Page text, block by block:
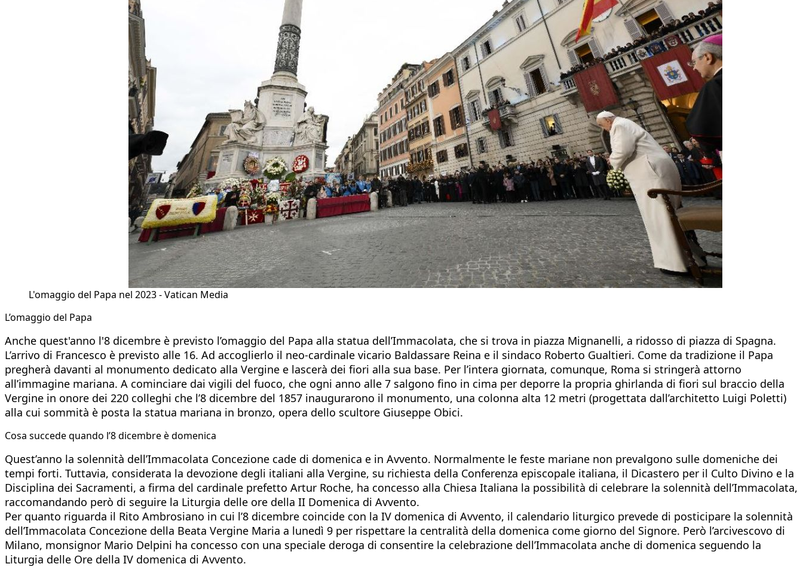
L'omaggio del Papa nel 2023 - Vatican Media
L’omaggio del Papa
Anche quest'anno l'8 dicembre è previsto l’omaggio del Papa alla statua dell’Immacolata, che si trova in piazza Mignanelli, a ridosso di piazza di Spagna.
L’arrivo di Francesco è previsto alle 16. Ad accoglierlo il neo-cardinale vicario Baldassare Reina e il sindaco Roberto Gualtieri. Come da tradizione il Papa
pregherà davanti al monumento dedicato alla Vergine e lascerà dei fiori alla sua base. Per l’intera giornata, comunque, Roma si stringerà attorno
all’immagine mariana. A cominciare dai vigili del fuoco, che ogni anno alle 7 salgono fino in cima per deporre la propria ghirlanda di fiori sul braccio della
Vergine in onore dei 220 colleghi che l’8 dicembre del 1857 inaugurarono il monumento, una colonna alta 12 metri (progettata dall’architetto Luigi Poletti)
alla cui sommità è posta la statua mariana in bronzo, opera dello scultore Giuseppe Obici.
Cosa succede quando l’8 dicembre è domenica
Quest’anno la solennità dell’Immacolata Concezione cade di domenica e in Avvento. Normalmente le feste mariane non prevalgono sulle domeniche dei
tempi forti. Tuttavia, considerata la devozione degli italiani alla Vergine, su richiesta della Conferenza episcopale italiana, il Dicastero per il Culto Divino e la
Disciplina dei Sacramenti, a firma del cardinale prefetto Artur Roche, ha concesso alla Chiesa Italiana la possibilità di celebrare la solennità dell’Immacolata,
raccomandando però di seguire la Liturgia delle ore della II Domenica di Avvento.
Per quanto riguarda il Rito Ambrosiano in cui l’8 dicembre coincide con la IV domenica di Avvento, il calendario liturgico prevede di posticipare la solennità
dell’Immacolata Concezione della Beata Vergine Maria a lunedì 9 per rispettare la centralità della domenica come giorno del Signore. Però l’arcivescovo di
Milano, monsignor Mario Delpini ha concesso con una speciale deroga di consentire la celebrazione dell’Immacolata anche di domenica seguendo la
Liturgia delle Ore della IV domenica di Avvento.